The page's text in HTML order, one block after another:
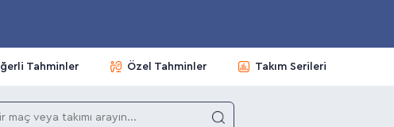
Tahminler Özel Tahminler Takım Serileri